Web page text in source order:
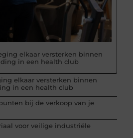
elkaar versterken binnen
in een health club
elkaar versterken binnen
in een health club
bij de verkoop van je
voor veilige industriële